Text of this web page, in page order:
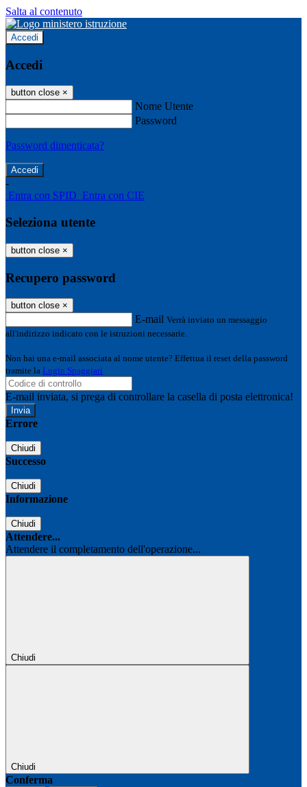
Salta al contenuto
Accedi
Accedi
button close ×
Nome Utente
Password
Password dimenticata?
-
Entra con SPID Entra con CIE
Seleziona utente
button close ×
Recupero password
button close ×
E-mail Verrà inviato un messaggio
all'indirizzo indicato con le istruzioni necessarie.
Non hai una e-mail associata al nome utente? Effettua il reset della password
tramite la Login Spaggiari
E-mail inviata, si prega di controllare la casella di posta elettronica!
Errore
Chiudi
Successo
Chiudi
Informazione
Chiudi
Attendere...
Attendere il completamento dell'operazione...
Chiudi
Chiudi
Conferma